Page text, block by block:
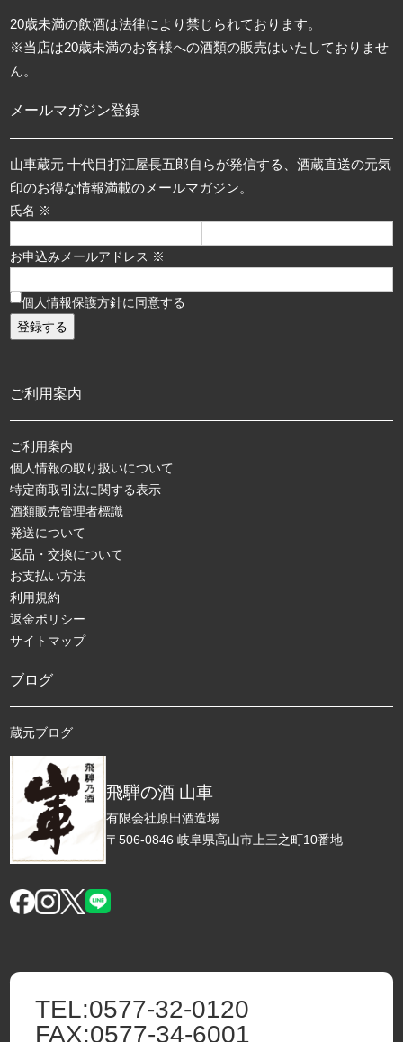
飛騨の酒 山車
有限会社原田酒造場
〒506-0846 岐阜県高山市上三之町10番地
20歳未満の飲酒は法律により禁じられております。
※当店は20歳未満のお客様への酒類の販売はいたしておりませ
ん。
メールマガジン登録
山車蔵元 十代目打江屋長五郎自らが発信する、酒蔵直送の元気
印のお得な情報満載のメールマガジン。
氏名 ※
お申込みメールアドレス ※
個人情報保護方針に同意する
ご利用案内
ご利用案内
個人情報の取り扱いについて
特定商取引法に関する表示
酒類販売管理者標識
発送について
返品・交換について
お支払い方法
利用規約
返金ポリシー
サイトマップ
ブログ
蔵元ブログ
TEL:0577-32-0120
FAX:0577-34-6001